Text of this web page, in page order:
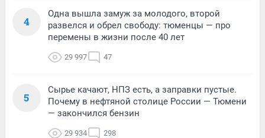
4
Одна вышла замуж за молодого, второй
развелся и обрел свободу: тюменцы — про
перемены в жизни после 40 лет
29 997 47
5
Сырье качают, НПЗ есть, а заправки пустые.
Почему в нефтяной столице России — Тюмени
— закончился бензин
29 934 298